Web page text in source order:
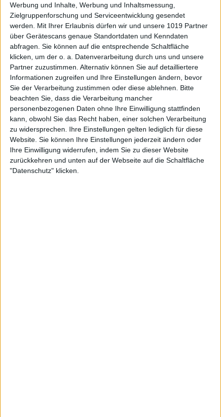
Werbung und Inhalte, Werbung und Inhaltsmessung,
Zielgruppenforschung und Serviceentwicklung gesendet
werden.
Mit Ihrer Erlaubnis dürfen wir und unsere 1019 Partner
über Gerätescans genaue Standortdaten und Kenndaten
abfragen. Sie können auf die entsprechende Schaltfläche
klicken, um der o. a. Datenverarbeitung durch uns und unsere
Partner zuzustimmen. Alternativ können Sie auf detailliertere
Informationen zugreifen und Ihre Einstellungen ändern, bevor
Sie der Verarbeitung zustimmen oder diese ablehnen.
Bitte
beachten Sie, dass die Verarbeitung mancher
personenbezogenen Daten ohne Ihre Einwilligung stattfinden
kann, obwohl Sie das Recht haben, einer solchen Verarbeitung
zu widersprechen. Ihre Einstellungen gelten lediglich für diese
Website. Sie können Ihre Einstellungen jederzeit ändern oder
Ihre Einwilligung widerrufen, indem Sie zu dieser Website
zurückkehren und unten auf der Webseite auf die Schaltfläche
"Datenschutz" klicken.